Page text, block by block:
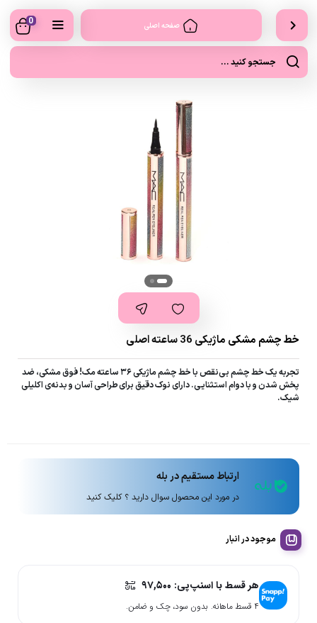
صفحه اصلی 0
خط چشم مشکی ماژیکی 36 ساعته اصلی
تجربه یک خط چشم بی‌نقص با خط چشم ماژیکی ۳۶ ساعته مک! فوق مشکی، ضد
پخش شدن و با دوام استثنایی. دارای نوک دقیق برای طراحی آسان و بدنه‌ی اکلیلی
شیک.
ارتباط مستقیم در بله
در مورد این محصول سوال دارید ؟ کلیک کنید
موجود در انبار
هر قسط با اسنپ‌پی: ۹۷,۵۰۰
۴ قسط ماهانه. بدون سود، چک و ضامن.